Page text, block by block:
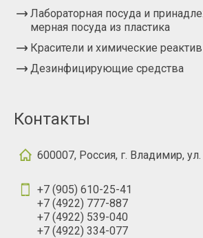
Лабораторная посуда и
мерная посуда из пластика
Красители и химические
Дезинфицирующие средства
Контакты
600007, Россия, г. Владимир,
+7 (905) 610-25-41
+7 (4922) 777-887
+7 (4922) 539-040
+7 (4922) 334-077